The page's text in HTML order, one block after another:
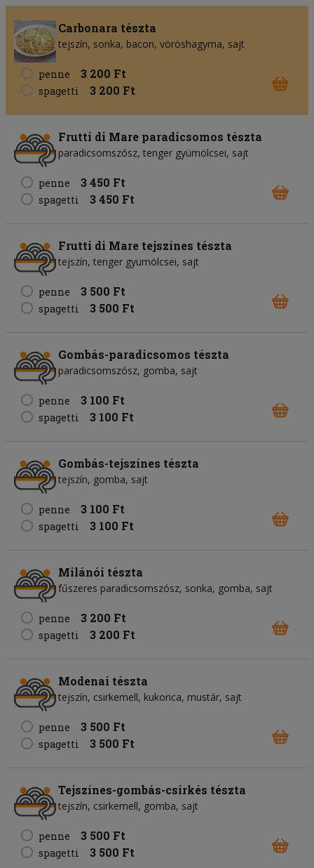
Carbonara tészta
tejszín sonka bacon vöröshagyma sajt
penne 3 200 Ft
spagetti 3 200 Ft
Frutti di Mare paradicsomos tészta
paradicsomszósz tenger gyümölcsei sajt
penne 3 450 Ft
spagetti 3 450 Ft
Frutti di Mare tejszínes tészta
tejszín tenger gyümölcsei sajt
penne 3 500 Ft
spagetti 3 500 Ft
Gombás-paradicsomos tészta
paradicsomszósz gomba sajt
penne 3 100 Ft
spagetti 3 100 Ft
Gombás-tejszínes tészta
tejszín gomba sajt
penne 3 100 Ft
spagetti 3 100 Ft
Milánói tészta
fűszeres paradicsomszósz sonka gomba sajt
penne 3 200 Ft
spagetti 3 200 Ft
Modenai tészta
tejszín csirkemell kukorica mustár sajt
penne 3 500 Ft
spagetti 3 500 Ft
Tejszínes-gombás-csirkés tészta
tejszín csirkemell gomba sajt
penne 3 500 Ft
spagetti 3 500 Ft